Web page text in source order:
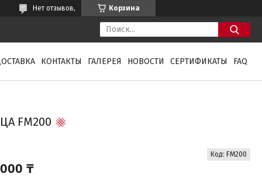
Корзина
Нет отзывов,
КОНТАКТЫ ГАЛЕРЕЯ НОВОСТИ СЕРТИФИКАТЫ FAQ
FM200
₸
Код: FM200